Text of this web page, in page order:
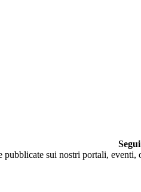
pubblicate sui nostri portali,